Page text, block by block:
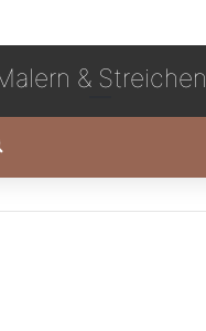
& Streichen
Suchen nach